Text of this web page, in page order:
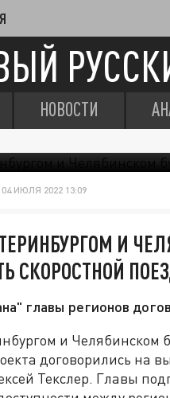
НОВОСТИ
04 ИЮЛЯ 2022 13:09
И
СКОРОСТНОЙ
главы регионов
и Челябинском
договорились на
Текслер. Главы